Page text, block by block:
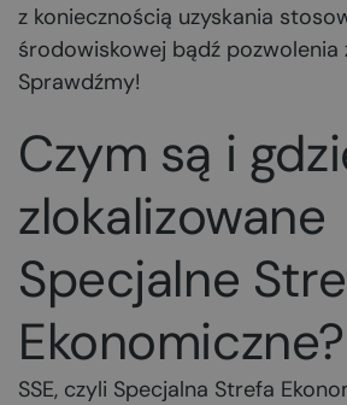
z koniecznością uzyskania
środowiskowej bądź pozwolenia
Sprawdźmy!
Czym są i
zlokalizowane
Specjalne
Ekonomiczne?
SSE, czyli Specjalna Strefa